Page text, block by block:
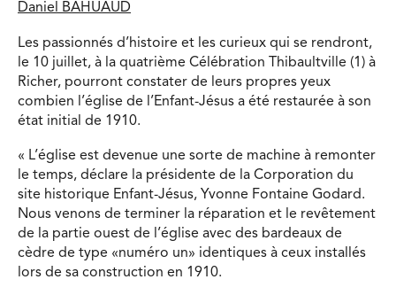
Daniel BAHUAUD
Les passionnés d’histoire et les curieux qui se rendront,
le 10 juillet, à la quatrième Célébration Thibaultville (1) à
Richer, pourront constater de leurs propres yeux
combien l’église de l’Enfant-Jésus a été restaurée à son
état initial de 1910.
« L’église est devenue une sorte de machine à remonter
le temps, déclare la présidente de la Corporation du
site historique Enfant-Jésus, Yvonne Fontaine Godard.
Nous venons de terminer la réparation et le revêtement
de la partie ouest de l’église avec des bardeaux de
cèdre de type «numéro un» identiques à ceux installés
lors de sa construction en 1910.